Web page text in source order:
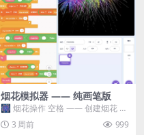
烟花模拟器 —— 纯画笔版
🎆 烟花操作 空格 —— 创建烟花 1
~ 3 —— 切换烟花类型 普通烟花
嘶...3 周前 999